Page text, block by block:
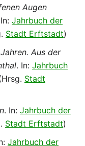
Augen
Jahrbuch der
Stadt Erftstadt)
Aus der
. In: Jahrbuch
Stadt
. In: Jahrbuch der
Stadt Erftstadt)
Jahrbuch der